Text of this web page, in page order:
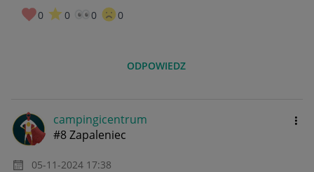
0 0 0 0
ODPOWIEDZ
campingicentrum
#8 Zapaleniec
‎05-11-2024 17:38